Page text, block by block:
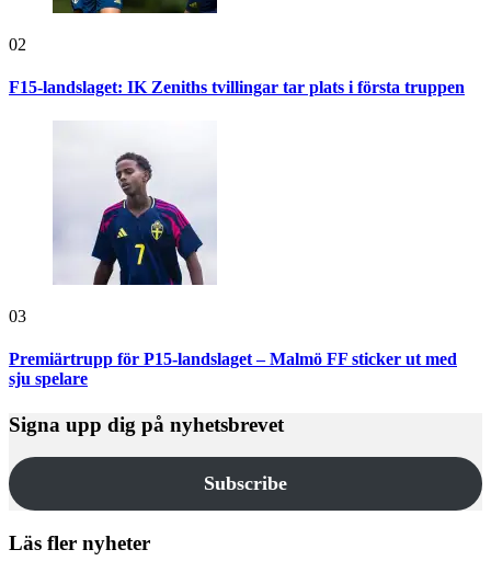
02
F15-landslaget: IK Zeniths tvillingar tar plats i första truppen
03
Premiärtrupp för P15-landslaget – Malmö FF sticker ut med
sju spelare
Signa upp dig på nyhetsbrevet
Subscribe
Läs fler nyheter